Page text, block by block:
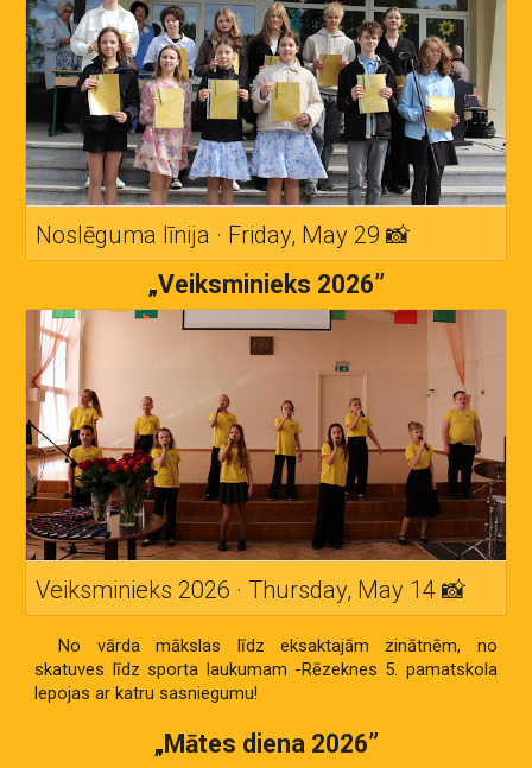
Noslēguma līnija · Friday, May 29 📸
„Veiksminieks 2026”
Veiksminieks 2026 · Thursday, May 14 📸
No vārda mākslas līdz eksaktajām zinātnēm, no
skatuves līdz sporta laukumam -Rēzeknes 5. pamatskola
lepojas ar katru sasniegumu!
„Mātes diena 2026”